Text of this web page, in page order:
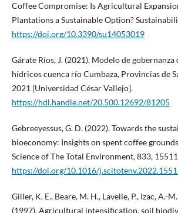
Coffee Compromise: Is Agricultural
Plantations a Sustainable Option?
https://doi.org/10.3390/su14053019
Gárate Ríos, J. (2021). Modelo de gobernanza
hídricos cuenca río Cumbaza, Provincias de
2021 [Universidad César Vallejo].
https://hdl.handle.net/20.500.12692/81205
Gebreeyessus, G. D. (2022). Towards the
bioeconomy: Insights on spent coffee
Science of The Total Environment, 833,
https://doi.org/10.1016/
Giller, K. E., Beare, M. H., Lavelle, P., Izac, A.-
(1997). Agricultural intensification, soil